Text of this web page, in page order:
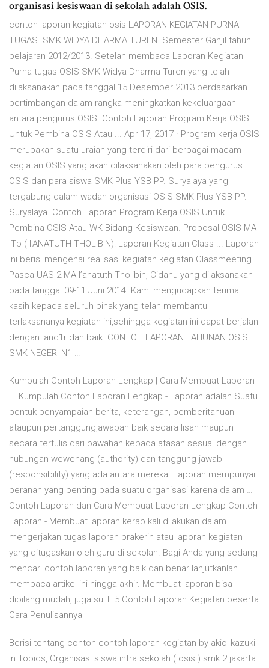
organisasi kesiswaan di sekolah adalah OSIS.
contoh laporan kegiatan osis LAPORAN KEGIATAN PURNA
TUGAS. SMK WIDYA DHARMA TUREN. Semester Ganjil tahun
pelajaran 2012/2013. Setelah membaca Laporan Kegiatan
Purna tugas OSIS SMK Widya Dharma Turen yang telah
dilaksanakan pada tanggal 15 Desember 2013 berdasarkan
pertimbangan dalam rangka meningkatkan kekeluargaan
antara pengurus OSIS. Contoh Laporan Program Kerja OSIS
Untuk Pembina OSIS Atau ... Apr 17, 2017 · Program kerja OSIS
merupakan suatu uraian yang terdiri dari berbagai macam
kegiatan OSIS yang akan dilaksanakan oleh para pengurus
OSIS dan para siswa SMK Plus YSB PP. Suryalaya yang
tergabung dalam wadah organisasi OSIS SMK Plus YSB PP.
Suryalaya. Contoh Laporan Program Kerja OSIS Untuk
Pembina OSIS Atau WK Bidang Kesiswaan. Proposal OSIS MA
ITb ( I'ANATUTH THOLIBIN): Laporan Kegiatan Class ... Laporan
ini berisi mengenai realisasi kegiatan kegiatan Classmeeting
Pasca UAS 2 MA I’anatuth Tholibin, Cidahu yang dilaksanakan
pada tanggal 09-11 Juni 2014. Kami mengucapkan terima
kasih kepada seluruh pihak yang telah membantu
terlaksananya kegiatan ini,sehingga kegiatan ini dapat berjalan
dengan lanc1r dan baik. CONTOH LAPORAN TAHUNAN OSIS
SMK NEGERI N1 …
Kumpulah Contoh Laporan Lengkap | Cara Membuat Laporan
... Kumpulah Contoh Laporan Lengkap - Laporan adalah Suatu
bentuk penyampaian berita, keterangan, pemberitahuan
ataupun pertanggungjawaban baik secara lisan maupun
secara tertulis dari bawahan kepada atasan sesuai dengan
hubungan wewenang (authority) dan tanggung jawab
(responsibility) yang ada antara mereka. Laporan mempunyai
peranan yang penting pada suatu organisasi karena dalam …
Contoh Laporan dan Cara Membuat Laporan Lengkap Contoh
Laporan - Membuat laporan kerap kali dilakukan dalam
mengerjakan tugas laporan prakerin atau laporan kegiatan
yang ditugaskan oleh guru di sekolah. Bagi Anda yang sedang
mencari contoh laporan yang baik dan benar lanjutkanlah
membaca artikel ini hingga akhir. Membuat laporan bisa
dibilang mudah, juga sulit. 5 Contoh Laporan Kegiatan beserta
Cara Penulisannya
Berisi tentang contoh-contoh laporan kegiatan by akio_kazuki
in Topics, Organisasi siswa intra sekolah ( osis ) smk 2 jakarta